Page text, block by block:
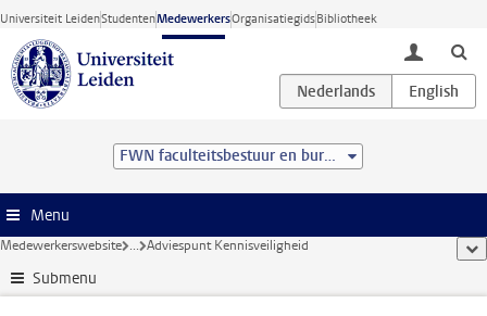
Ga direct naar de inhoud
Universiteit LeidenStudentenMedewerkersOrganisatiegidsBibliotheek
toggle
FWN faculteitsbestuur en bureau
Menu
Medewerkerswebsite ... Adviespunt Kennisveiligheid
Submenu